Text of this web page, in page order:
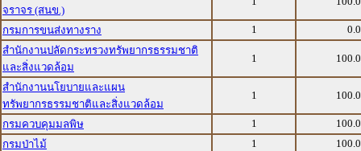
จราจร (สนข.)
กรมการขนส่งทางราง 1
สำนักงานปลัดกระทรวงทรัพยากรธรรมชาติ
และสิ่งแวดล้อม
1
สำนักงานนโยบายและแผน
ทรัพยากรธรรมชาติและสิ่งแวดล้อม
1
กรมควบคุมมลพิษ 1
กรมป่าไม้
1